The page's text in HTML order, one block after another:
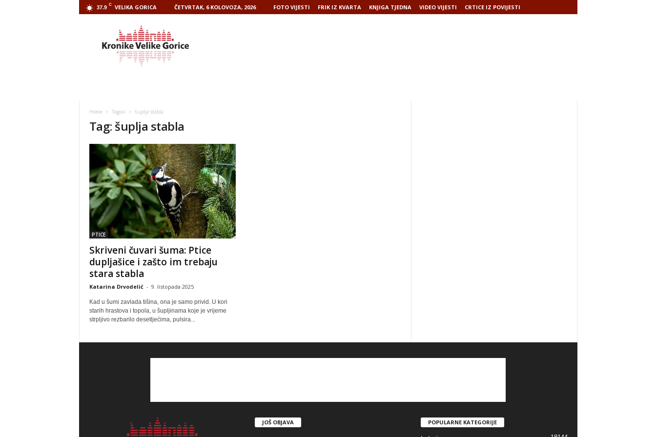
37.9 C VELIKA GORICA ČETVRTAK, 6 KOLOVOZA, 2026 FOTO VIJESTI FRIK IZ KVARTA KNJIGA TJEDNA VIDEO VIJESTI CRTICE IZ POVIJESTI
Home Tagovi šuplja stabla
Tag: šuplja stabla
PTICE
Skriveni čuvari šuma: Ptice
dupljašice i zašto im trebaju
stara stabla
Katarina Drvodelić - 9. listopada 2025
Kad u šumi zavlada tišina, ona je samo privid. U kori
starih hrastova i topola, u šupljinama koje je vrijeme
strpljivo rezbarilo desetljećima, pulsira...
JOŠ OBJAVA POPULARNE KATEGORIJE